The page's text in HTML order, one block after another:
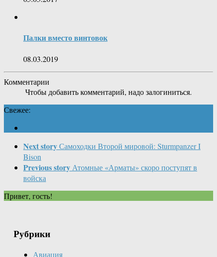
Палки вместо винтовок
08.03.2019
Комментарии
Чтобы добавить комментарий, надо залогиниться.
Свежее:
Next storyСамоходки Второй мировой: Sturmpanzer I
Bison
Previous story Атомные «Арматы» скоро поступят в
войска
Привет, гость!
Рубрики
Авиация